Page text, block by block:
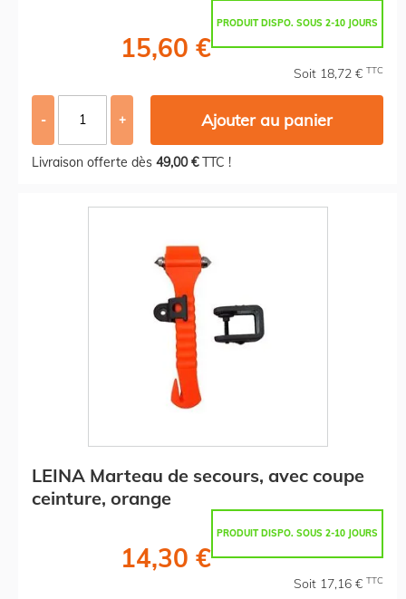
PRODUIT DISPO. SOUS 2-10 JOURS
15,60 €
Soit 18,72 € TTC
- + Ajouter au panier
Livraison offerte dès 49,00 €TTC !
LEINA Marteau de secours, avec coupe
ceinture, orange
PRODUIT DISPO. SOUS 2-10 JOURS
14,30 €
Soit 17,16 € TTC